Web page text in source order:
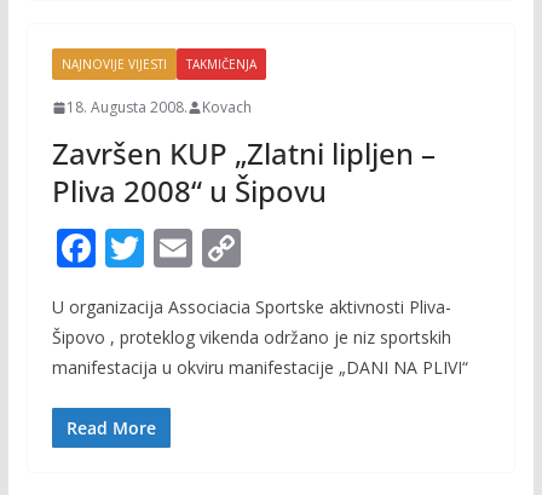
NAJNOVIJE VIJESTI TAKMIČENJA
18. Augusta 2008. Kovach
Završen KUP „Zlatni lipljen –
Pliva 2008“ u Šipovu
F
e
b
o
o
T
itt
er
E
ai
l
C
p
y
U organizacija Associacia Sportske aktivnosti Pliva-
Šipovo , proteklog vikenda održano je niz sportskih
manifestacija u okviru manifestacije „DANI NA PLIVI“
Read More